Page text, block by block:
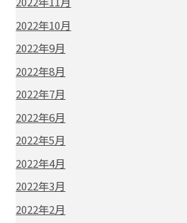
2022年10月
2022年9月
2022年8月
2022年7月
2022年6月
2022年5月
2022年4月
2022年3月
2022年2月